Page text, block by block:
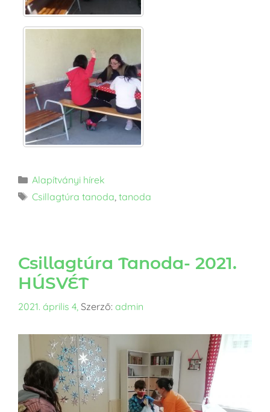
Alapítványi hírek
Csillagtúra tanoda tanoda
Csillagtúra Tanoda- 2021.
HÚSVÉT
2021. április 4, Szerző: admin